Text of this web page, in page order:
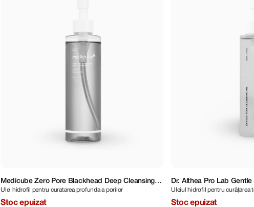
Medicube Zero Pore Blackhead Deep Cleansing
Oil 205 ml
Ulei hidrofil pentru curatarea profunda a porilor
Stoc epuizat
Dr. Althea Pro Lab Gentle
Uleiul hidrofil pentru curățarea
Stoc epuizat